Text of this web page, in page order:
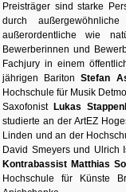
Preisträger sind starke
durch
außerordentliche wie
Bewerberinnen und
Fachjury in einem
jährigen BaritonStefan
Hochschule für Musik
Saxofonist Lukas
studierte an der ArtEZ
Linden und an der
David Smeyers und Ulrich
Kontrabassist Matthias
Hochschule für Künste